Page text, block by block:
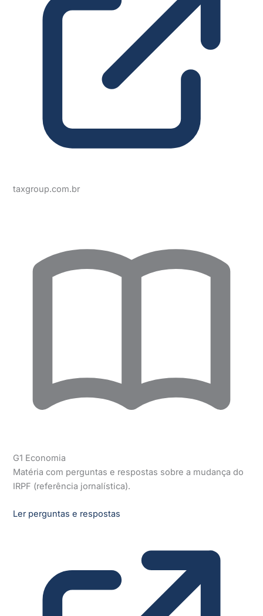
taxgroup.com.br
G1 Economia
Matéria com perguntas e respostas sobre a mudança do
IRPF (referência jornalística).
Ler perguntas e respostas